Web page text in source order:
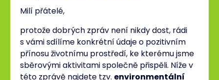
Milí přátelé,
protože dobrých zpráv není nikdy dost, rádi
s vámi sdílíme konkrétní údaje o pozitivním
přínosu životnímu prostředí, ke kterému jsme
sběrovými aktivitami společně přispěli. Níže v
této zprávě najdete tzv. environmentální